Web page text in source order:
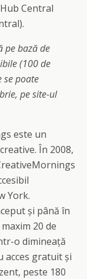
Central
pe bază de
(100 de
se poate
pe site-ul
este un
În 2008,
York.
și până în
20 de
o dimineață
acces gratuit și
peste 180